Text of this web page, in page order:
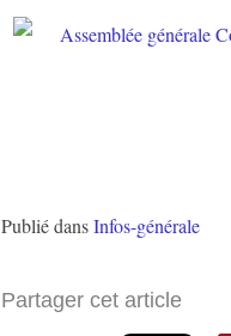
Publié dansInfos-générale
Partager cet article